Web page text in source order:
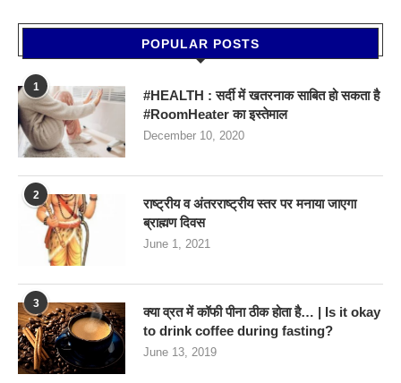
POPULAR POSTS
1
#HEALTH : सर्दी में खतरनाक साबित हो सकता है
#RoomHeater का इस्तेमाल
December 10, 2020
2
राष्ट्रीय व अंतरराष्ट्रीय स्तर पर मनाया जाएगा
ब्राह्मण दिवस
June 1, 2021
3
क्या व्रत में कॉफी पीना ठीक होता है… | Is it okay
to drink coffee during fasting?
June 13, 2019